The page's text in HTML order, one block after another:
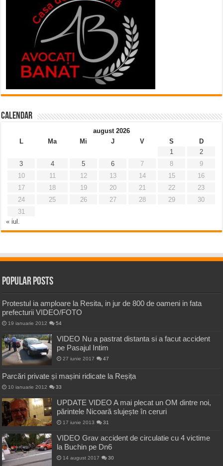
Calendar
august 2026
L
Ma Mi J V S
D
1
2
3
4 5 6 7 8
9
10
11 12 13 14 15
16
17
18 19 20 21 22
23
24
25 26 27 28 29
30
31
« iul.
Popular Posts
Protestul ia amploare la Resita, in jur de 800 de oameni in fata
prefecturii VIDEO/FOTO
19 ianuarie 2012 54
VIDEO Nu a pastrat distanta si a facut accident
pe Pasajul Intim
27 iunie 2017 47
Parcări private și mașini ridicate la Reșița
10 ianuarie 2012 33
UPDATE VIDEO A mai plecat un OM dintre noi,
părintele Nicoară slujește în ceruri
17 iunie 2013 31
VIDEO Grav accident de circulatie cu 4 victime
la Buchin pe Dn6
14 august 2017 30